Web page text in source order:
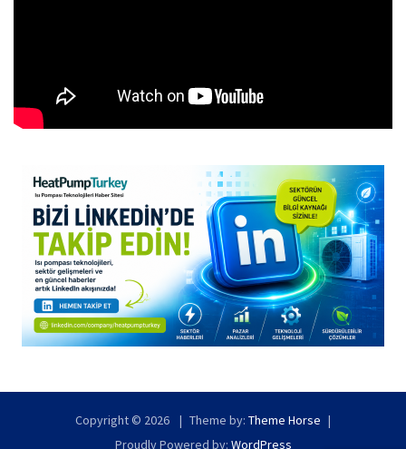
Copyright © 2026 Theme by: Theme Horse
Proudly Powered by: WordPress